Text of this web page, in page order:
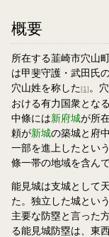
概要
所在する韮崎市穴山
は甲斐守護・武田氏
穴山姓を称した[1] 。
おける有力国衆とな
中條には新府城が所
頼が新城の築城と府
一部を進上したとい
條一帯の地域を含ん
能見城は支城として
た。独立した城とい
主要な防塁と言った
る能見城防塁は、東